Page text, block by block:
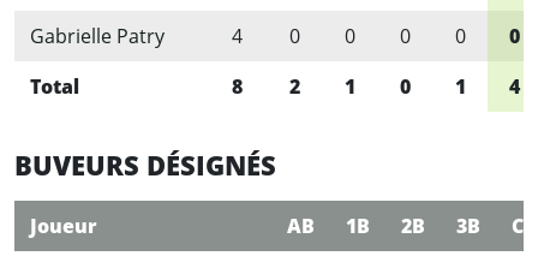
Gabrielle Patry
4 0 0 0 0
0
Total
8 2 1 0 1 4
BUVEURS DÉSIGNÉS
Joueur AB 1B 2B 3B
CC